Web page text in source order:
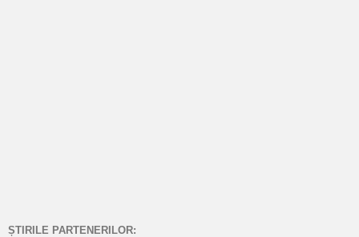
ȘTIRILE PARTENERILOR: